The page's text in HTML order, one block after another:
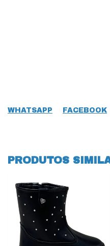
WHATSAPP FACEBOOK
PRODUTOS